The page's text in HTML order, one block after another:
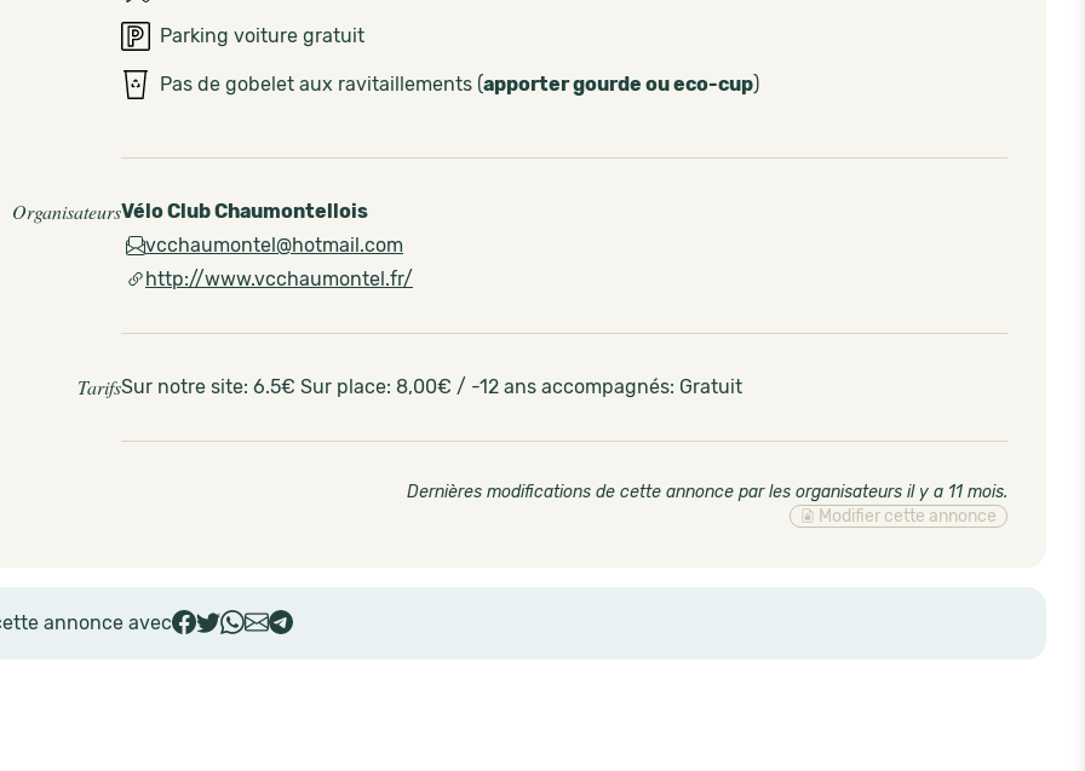
Parking voiture gratuit
Pas de gobelet aux ravitaillements (apporter gourde ou eco-cup)
OrganisateursVélo Club Chaumontellois
vcchaumontel@hotmail.com
http://www.vcchaumontel.fr/
TarifsSur notre site: 6.5€ Sur place: 8,00€ / -12 ans accompagnés: Gratuit
Dernières modifications de cette annonce par les organisateurs il y a 11 mois.
Modifier cette annonce
annonce avec